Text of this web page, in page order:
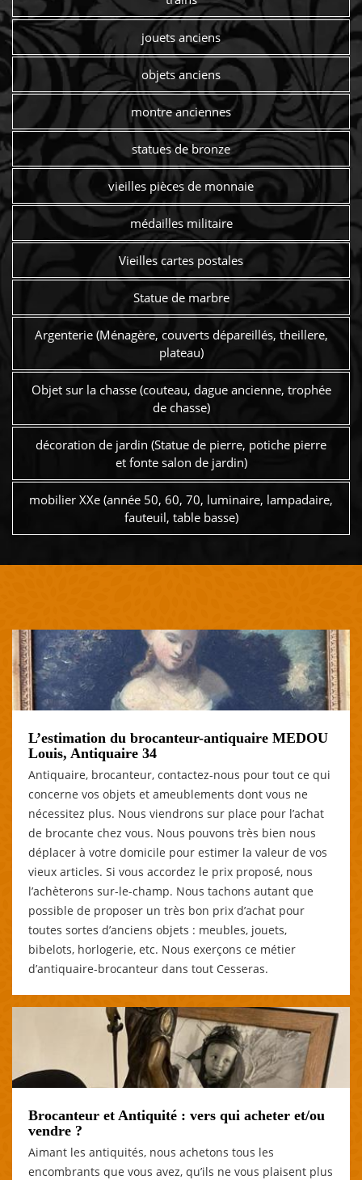
jouets anciens
objets anciens
montre anciennes
statues de bronze
vieilles pièces de monnaie
médailles militaire
Vieilles cartes postales
Statue de marbre
Argenterie (Ménagère, couverts dépareillés, theillere,
plateau)
Objet sur la chasse (couteau, dague ancienne, trophée
de chasse)
décoration de jardin (Statue de pierre, potiche pierre
et fonte salon de jardin)
mobilier XXe (année 50, 60, 70, luminaire, lampadaire,
fauteuil, table basse)
L’estimation du brocanteur-antiquaire MEDOU
Louis, Antiquaire 34
Antiquaire, brocanteur, contactez-nous pour tout ce qui
concerne vos objets et ameublements dont vous ne
nécessitez plus. Nous viendrons sur place pour l’achat
de brocante chez vous. Nous pouvons très bien nous
déplacer à votre domicile pour estimer la valeur de vos
vieux articles. Si vous accordez le prix proposé, nous
l’achèterons sur-le-champ. Nous tachons autant que
possible de proposer un très bon prix d’achat pour
toutes sortes d’anciens objets : meubles, jouets,
bibelots, horlogerie, etc. Nous exerçons ce métier
d’antiquaire-brocanteur dans tout Cesseras.
Brocanteur et Antiquité : vers qui acheter et/ou
vendre ?
Aimant les antiquités, nous achetons tous les
encombrants que vous avez, qu’ils ne vous plaisent plus